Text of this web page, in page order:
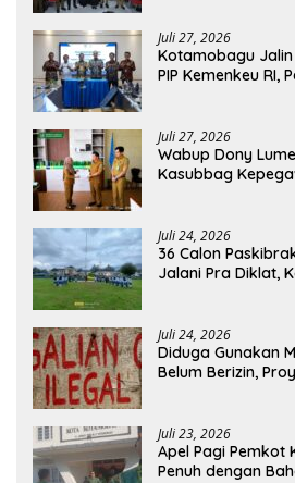
Juli 27, 2026
Kotamobagu
PIP Kemenkeu RI,
Juli 27, 2026
Wabup Dony
Kasubbag
Juli 24, 2026
36 Calon
Jalani Pra Diklat,
Juli 24, 2026
Diduga Gunakan
Belum Berizin,
Juli 23, 2026
Apel Pagi Pemkot
Penuh dengan